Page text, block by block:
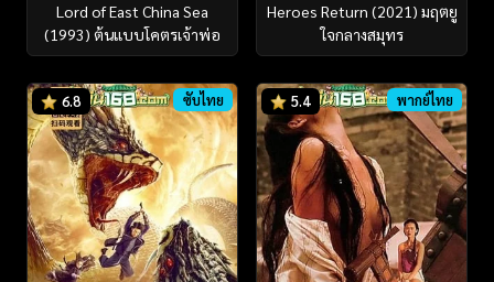
Lord of East China Sea
(1993) ต้นแบบโคตรเจ้าพ่อ
Heroes Return (2021) มฤตยู
ใจกลางสมุทร
6.8 ซับไทย 5.4 พากย์ไทย